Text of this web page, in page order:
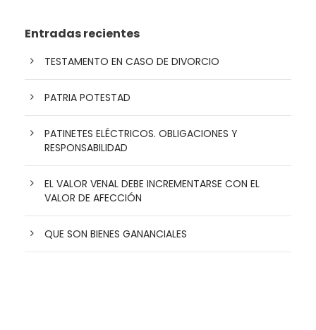
Entradas recientes
TESTAMENTO EN CASO DE DIVORCIO
PATRIA POTESTAD
PATINETES ELÉCTRICOS. OBLIGACIONES Y
RESPONSABILIDAD
EL VALOR VENAL DEBE INCREMENTARSE CON EL
VALOR DE AFECCIÓN
QUE SON BIENES GANANCIALES